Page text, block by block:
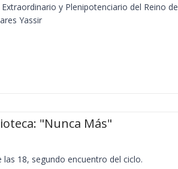
y Plenipotenciario del Reino de
Yassir
"Nunca Más"
las 18, segundo encuentro del ciclo.